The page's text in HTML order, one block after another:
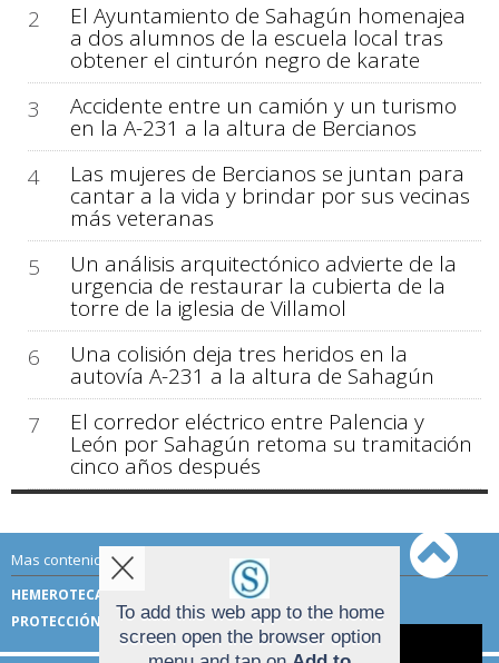
2
El Ayuntamiento de Sahagún homenajea
a dos alumnos de la escuela local tras
obtener el cinturón negro de karate
3
Accidente entre un camión y un turismo
en la A-231 a la altura de Bercianos
4
Las mujeres de Bercianos se juntan para
cantar a la vida y brindar por sus vecinas
más veteranas
5
Un análisis arquitectónico advierte de la
urgencia de restaurar la cubierta de la
torre de la iglesia de Villamol
6
Una colisión deja tres heridos en la
autovía A-231 a la altura de Sahagún
7
El corredor eléctrico entre Palencia y
León por Sahagún retoma su tramitación
cinco años después
Mas contenido de Sahagún Digital:
HEMEROTECA
TÉRMINOS DE USO
PROTECCIÓN DE DATOSTo add this web app to the home
screen open the browser option
Aviso sobre el Uso de cookies: